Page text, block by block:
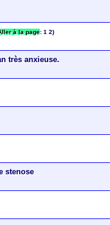
à la page:1 2)
très anxieuse.
stenose